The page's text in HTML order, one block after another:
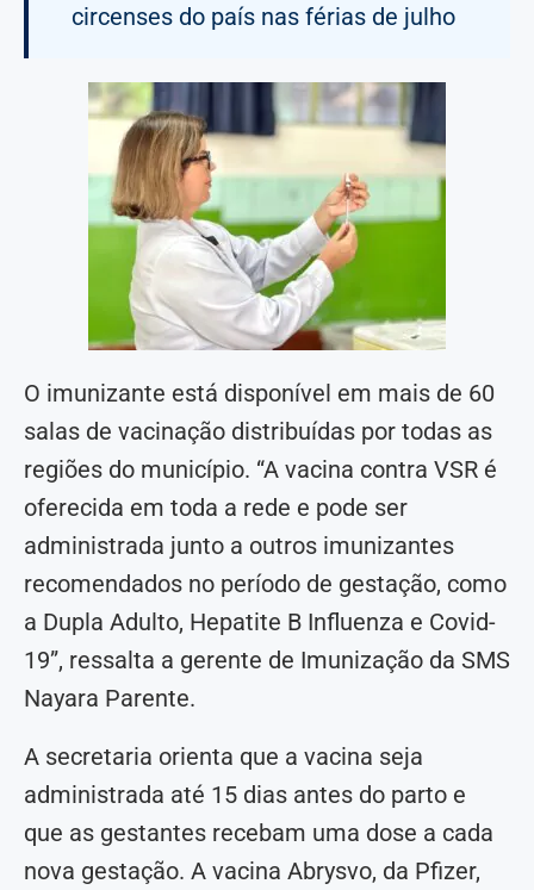
circenses do país nas férias de julho
O imunizante está disponível em mais de 60
salas de vacinação distribuídas por todas as
regiões do município. “A vacina contra VSR é
oferecida em toda a rede e pode ser
administrada junto a outros imunizantes
recomendados no período de gestação, como
a Dupla Adulto, Hepatite B Influenza e Covid-
19”, ressalta a gerente de Imunização da SMS
Nayara Parente.
A secretaria orienta que a vacina seja
administrada até 15 dias antes do parto e
que as gestantes recebam uma dose a cada
nova gestação. A vacina Abrysvo, da Pfizer,